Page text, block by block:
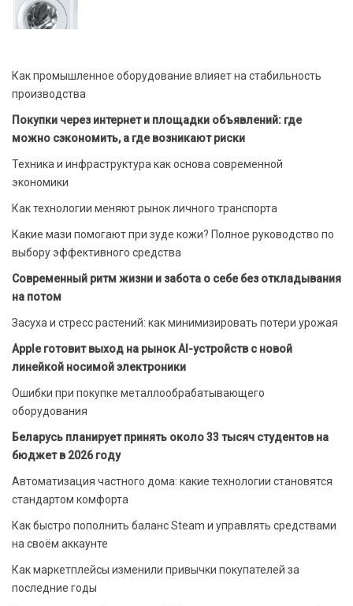
Как промышленное оборудование влияет на стабильность
производства
Покупки через интернет и площадки объявлений: где
можно сэкономить, а где возникают риски
Техника и инфраструктура как основа современной
экономики
Как технологии меняют рынок личного транспорта
Какие мази помогают при зуде кожи? Полное руководство по
выбору эффективного средства
Современный ритм жизни и забота о себе без откладывания
на потом
Засуха и стресс растений: как минимизировать потери урожая
Apple готовит выход на рынок AI-устройств с новой
линейкой носимой электроники
Ошибки при покупке металлообрабатывающего
оборудования
Беларусь планирует принять около 33 тысяч студентов на
бюджет в 2026 году
Автоматизация частного дома: какие технологии становятся
стандартом комфорта
Как быстро пополнить баланс Steam и управлять средствами
на своём аккаунте
Как маркетплейсы изменили привычки покупателей за
последние годы